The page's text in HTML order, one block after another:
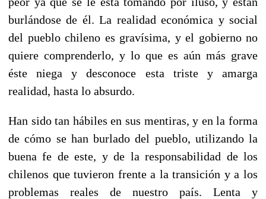
burlándose de él. La realidad económica y social
del pueblo chileno es gravísima, y el gobierno no
quiere comprenderlo, y lo que es aún más grave
éste niega y desconoce esta triste y amarga
realidad, hasta lo absurdo.
Han sido tan hábiles en sus mentiras, y en la forma
de cómo se han burlado del pueblo, utilizando la
buena fe de este, y de la responsabilidad de los
chilenos que tuvieron frente a la transición y a los
problemas reales de nuestro país. Lenta y